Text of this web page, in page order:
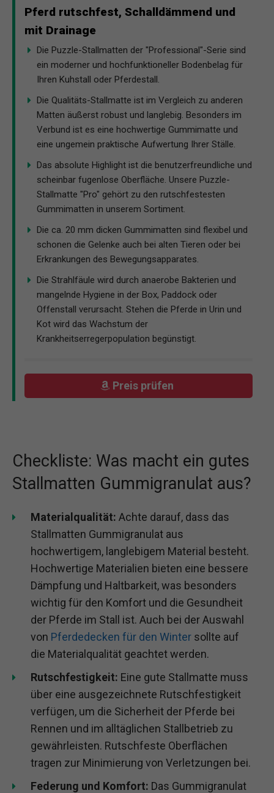
Pferd rutschfest, Schalldämmend und
mit Drainage
Die Puzzle-Stallmatten der "Professional"-Serie sind
ein moderner und hochfunktioneller Bodenbelag für
Ihren Kuhstall oder Pferdestall.
Die Qualitäts-Stallmatte ist im Vergleich zu anderen
Matten äußerst robust und langlebig. Besonders im
Verbund ist es eine hochwertige Gummimatte und
eine ungemein praktische Aufwertung Ihrer Ställe.
Das absolute Highlight ist die benutzerfreundliche und
scheinbar fugenlose Oberfläche. Unsere Puzzle-
Stallmatte "Pro" gehört zu den rutschfestesten
Gummimatten in unserem Sortiment.
Die ca. 20 mm dicken Gummimatten sind flexibel und
schonen die Gelenke auch bei alten Tieren oder bei
Erkrankungen des Bewegungsapparates.
Die Strahlfäule wird durch anaerobe Bakterien und
mangelnde Hygiene in der Box, Paddock oder
Offenstall verursacht. Stehen die Pferde in Urin und
Kot wird das Wachstum der
Krankheitserregerpopulation begünstigt.
Preis prüfen
Checkliste: Was macht ein gutes
Stallmatten Gummigranulat aus?
Materialqualität: Achte darauf, dass das
Stallmatten Gummigranulat aus
hochwertigem, langlebigem Material besteht.
Hochwertige Materialien bieten eine bessere
Dämpfung und Haltbarkeit, was besonders
wichtig für den Komfort und die Gesundheit
der Pferde im Stall ist. Auch bei der Auswahl
von Pferdedecken für den Winter sollte auf
die Materialqualität geachtet werden.
Rutschfestigkeit: Eine gute Stallmatte muss
über eine ausgezeichnete Rutschfestigkeit
verfügen, um die Sicherheit der Pferde bei
Rennen und im alltäglichen Stallbetrieb zu
gewährleisten. Rutschfeste Oberflächen
tragen zur Minimierung von Verletzungen bei.
Federung und Komfort: Das Gummigranulat